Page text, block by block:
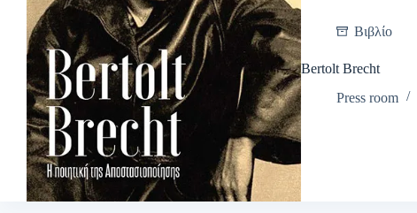
Βιβλίο
Bertolt Brecht
Press room